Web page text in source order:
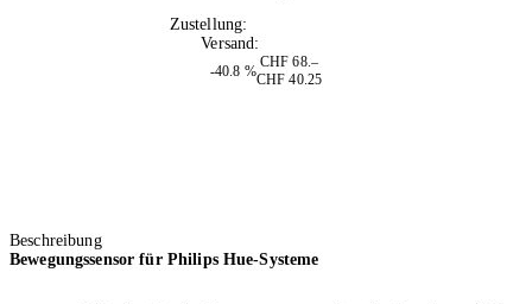
Zustellung:
Versand:
-40.8 %
CHF 68.–
CHF 40.25
Beschreibung
Bewegungssensor für Philips Hue-Systeme